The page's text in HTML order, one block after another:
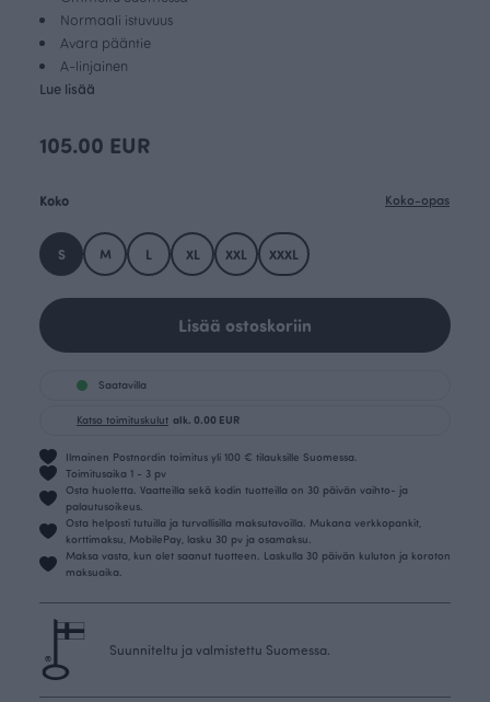
Normaali istuvuus
Avara pääntie
A-linjainen
Lue lisää
105.00 EUR
Koko Koko-opas
S M L XL XXL XXXL
Lisää ostoskoriin
Saatavilla
Katso toimituskulut alk. 0.00 EUR
Ilmainen Postnordin toimitus yli 100 € tilauksille Suomessa.
Toimitusaika 1 - 3 pv
Osta huoletta. Vaatteilla sekä kodin tuotteilla on 30 päivän vaihto- ja
palautusoikeus.
Osta helposti tutuilla ja turvallisilla maksutavoilla. Mukana verkkopankit,
korttimaksu, MobilePay, lasku 30 pv ja osamaksu.
Maksa vasta, kun olet saanut tuotteen. Laskulla 30 päivän kuluton ja koroton
maksuaika.
Suunniteltu ja valmistettu Suomessa.